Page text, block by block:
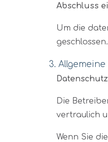
Abschluss
Um die
geschlossen.
3.
Datenschutz
Die
vertraulich
Wenn Sie